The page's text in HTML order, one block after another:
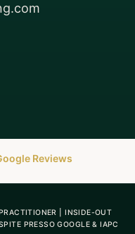
Reviews
| INSIDE-OUT
PRESSO GOOGLE & IAPC